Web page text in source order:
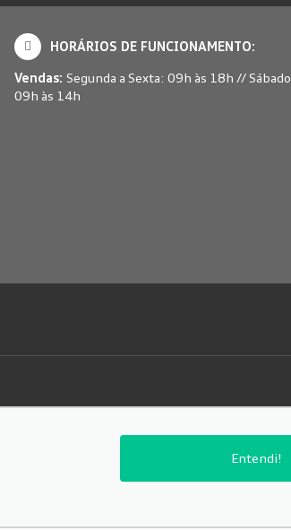
HORÁRIOS DE FUNCIONAMENTO:
Vendas: Segunda a Sexta: 09h às 18h // Sábado
09h às 14h
SIGA-NOS:
Entendi!